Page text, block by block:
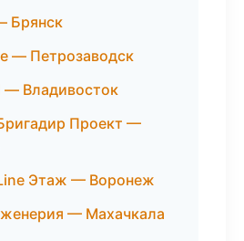
Брянск
— Петрозаводск
— Владивосток
Проект —
Этаж — Воронеж
— Махачкала